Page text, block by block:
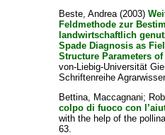
Beste, Andrea(2003)
Feldmethode zur
landwirtschaftlich
Spade Diagnosis as
Structure Parameters
von-Liebig-Universität
Schriftenreihe
Bettina, Maccagnani;
colpo di fuoco con
with the help of the
63.